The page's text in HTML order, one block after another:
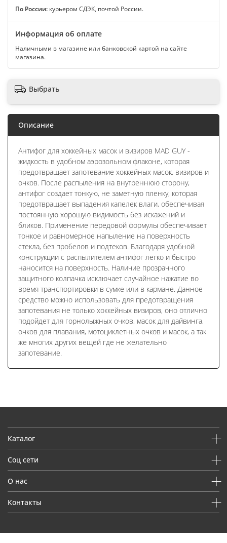
По России: курьером СДЭК, почтой России.
Информация об оплате
Наличными в магазине или банковской картой на сайте
магазина.
Выбрать
Описание
Антифог для хоккейных масок и визиров MAD GUY -
жидкость в удобном аэрозольном флаконе, которая
предотвращает запотевание хоккейных масок, визиров и
очков. После распыления на внутреннюю сторону,
антифог создает тонкую, не заметную пленку, которая
предотвращает выпадения капелек влаги, обеспечивая
постоянную хорошую видимость без искажений и
бликов. Применение передовой формулы обеспечивает
тонкое и равномерное напыление на поверхность
стекла, без пробелов и подтеков. Благодаря удобной
конструкции с распылителем антифог легко и быстро
наносится на поверхность. Наличие прозрачного
защитного колпачка исключает случайное нажатие во
время транспортировки в сумке или в кармане. Данное
средство можно использовать для предотвращения
запотевания не только хоккейных визиров, оно отлично
подойдет для горнолыжных очков, масок для дайвинга,
очков для плавания, мотоциклетных очков и масок, а так
же многих других вещей где не желательно
запотевание.
Каталог
Соц сети
О нас
Контакты